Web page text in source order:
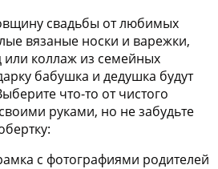
свадьбы от любимых
вязаные носки и варежки,
или коллаж из семейных
бабушка и дедушка будут
что-то от чистого
руками, но не забудьте
с фотографиями родителей